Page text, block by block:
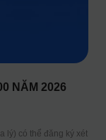
NĂM 2026
lý) có thể đăng ký xét